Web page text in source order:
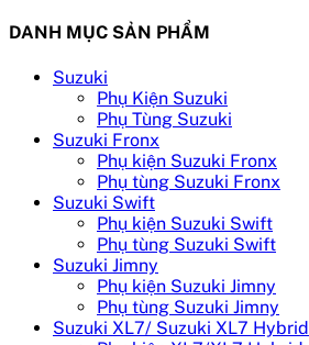
DANH MỤC SẢN PHẨM
Suzuki
Phụ Kiện Suzuki
Phụ Tùng Suzuki
Suzuki Fronx
Phụ kiện Suzuki Fronx
Phụ tùng Suzuki Fronx
Suzuki Swift
Phụ kiện Suzuki Swift
Phụ tùng Suzuki Swift
Suzuki Jimny
Phụ kiện Suzuki Jimny
Phụ tùng Suzuki Jimny
Suzuki XL7/ Suzuki XL7 Hybrid